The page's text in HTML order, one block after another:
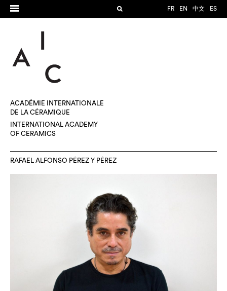
FR EN 中文 ES
ACADÉMIE INTERNATIONALE
DE LA CÉRAMIQUE
INTERNATIONAL ACADEMY
OF CERAMICS
RAFAEL ALFONSO PÉREZ Y PÉREZ